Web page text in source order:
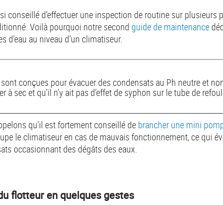
conseillé d’effectuer une inspection de routine sur plusieurs
Voilà pourquoi notre second guide de maintenance
d’eau au niveau d’un climatiseur.
conçues pour évacuer des condensats au Ph neutre et
à sec et qu’il n’y ait pas d’effet de syphon sur le tube de
qu’il est fortement conseillé de brancher une mini
le climatiseur en cas de mauvais fonctionnement, ce qui
occasionnant des dégâts des eaux.
flotteur en quelques gestes